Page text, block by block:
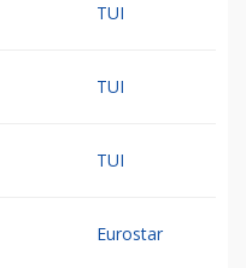
TUI
TUI
TUI
Eurostar